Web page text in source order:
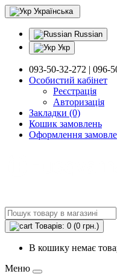
Українська
Russian
Укр
093-50-32-272 | 096-
Особистий кабінет
Реєстрація
Авторизація
Закладки (0)
Кошик замовлень
Оформлення
Товарів: 0 (0 грн.)
В кошику немає
Меню